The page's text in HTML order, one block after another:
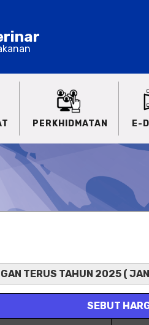
PERKHIDMATAN E-
TERUS TAHUN 2025 (
SEBUT